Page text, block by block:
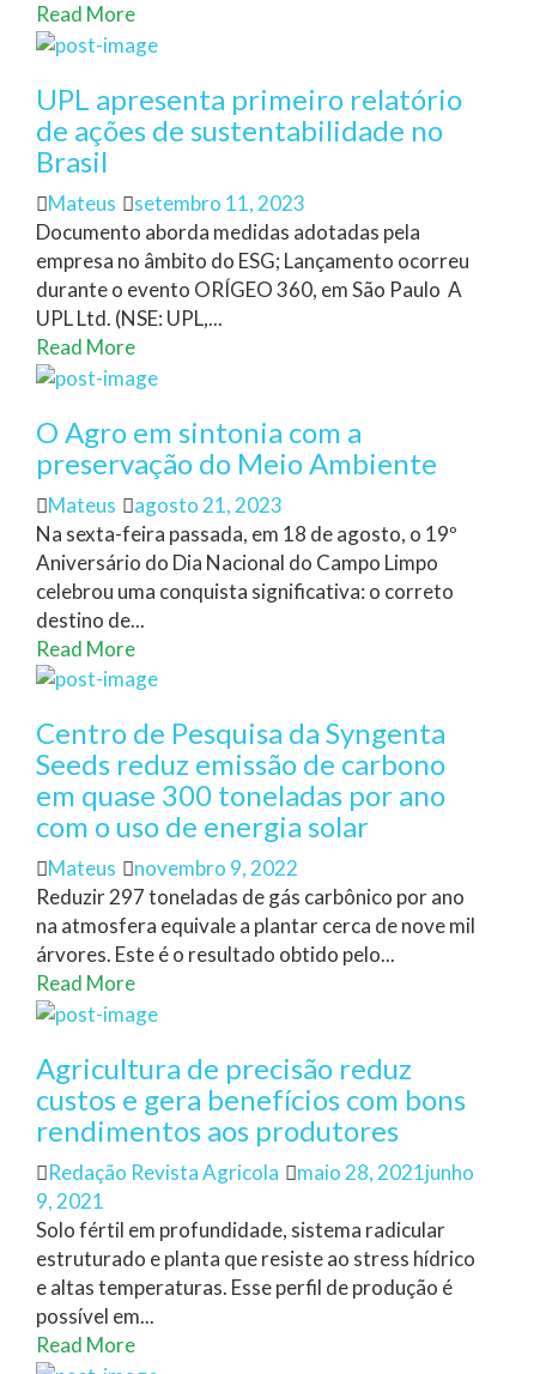
Read More
UPL apresenta primeiro relatório
de ações de sustentabilidade no
Brasil
Author
Mateus
Posted
on
setembro 11, 2023
Documento aborda medidas adotadas pela
empresa no âmbito do ESG; Lançamento ocorreu
durante o evento ORÍGEO 360, em São Paulo A
UPL Ltd. (NSE: UPL,...
Read More
O Agro em sintonia com a
preservação do Meio Ambiente
Author
Mateus
Posted
on
agosto 21, 2023
Na sexta-feira passada, em 18 de agosto, o 19º
Aniversário do Dia Nacional do Campo Limpo
celebrou uma conquista significativa: o correto
destino de...
Read More
Centro de Pesquisa da Syngenta
Seeds reduz emissão de carbono
em quase 300 toneladas por ano
com o uso de energia solar
Author
Mateus
Posted
on
novembro 9, 2022
Reduzir 297 toneladas de gás carbônico por ano
na atmosfera equivale a plantar cerca de nove mil
árvores. Este é o resultado obtido pelo...
Read More
Agricultura de precisão reduz
custos e gera benefícios com bons
rendimentos aos produtores
Author
Redação Revista Agricola
Posted
maio 28, 2021junho
9, 2021
Solo fértil em profundidade, sistema radicular
estruturado e planta que resiste ao stress hídrico
e altas temperaturas. Esse perfil de produção é
possível em...
Read More